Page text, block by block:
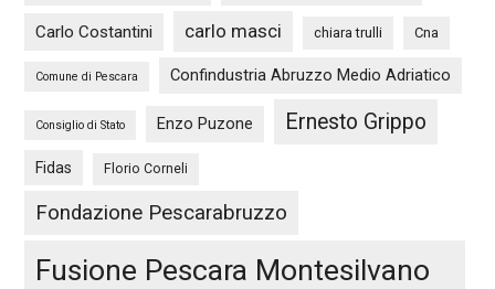
Carlo Costantini carlo masci chiara trulli Cna
Comune di Pescara Confindustria Abruzzo Medio Adriatico
Consiglio di Stato Enzo Puzone Ernesto Grippo
Fidas Florio Corneli
Fondazione Pescarabruzzo
Fusione Pescara Montesilvano